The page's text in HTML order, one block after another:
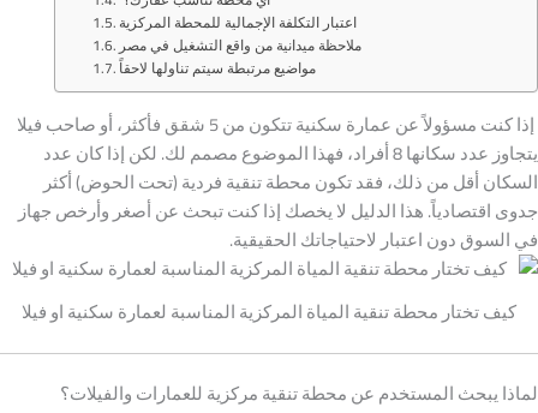
اعتبار التكلفة الإجمالية للمحطة المركزية
ملاحظة ميدانية من واقع التشغيل في مصر
مواضيع مرتبطة سيتم تناولها لاحقاً
إذا كنت مسؤولاً عن عمارة سكنية تتكون من 5 شقق فأكثر، أو صاحب فيلا
يتجاوز عدد سكانها 8 أفراد، فهذا الموضوع مصمم لك. لكن إذا كان عدد
السكان أقل من ذلك، فقد تكون محطة تنقية فردية (تحت الحوض) أكثر
جدوى اقتصادياً. هذا الدليل لا يخصك إذا كنت تبحث عن أصغر وأرخص جهاز
في السوق دون اعتبار لاحتياجاتك الحقيقية.
كيف تختار محطة تنقية المياة المركزية المناسبة لعمارة سكنية او فيلا
لماذا يبحث المستخدم عن محطة تنقية مركزية للعمارات والفيلات؟